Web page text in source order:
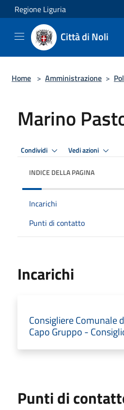
Salta al contenuto principale
Regione Liguria
Città di Noli
Home > Amministrazione >
Marino
Condividi Vedi azioni
INDICE DELLA PAGINA
Incarichi
Punti di contatto
Incarichi
Consigliere Comunale
Capo Gruppo -
Punti di